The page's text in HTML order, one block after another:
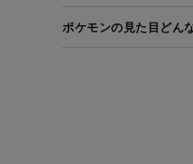
ポケモンの見た目どん